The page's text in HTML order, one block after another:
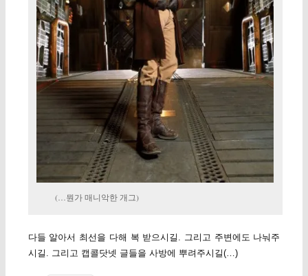
(…뭔가 매니악한 개그)
다들 알아서 최선을 다해 복 받으시길. 그리고 주변에도 나눠주
시길. 그리고 캡콜닷넷 글들을 사방에 뿌려주시길(…)